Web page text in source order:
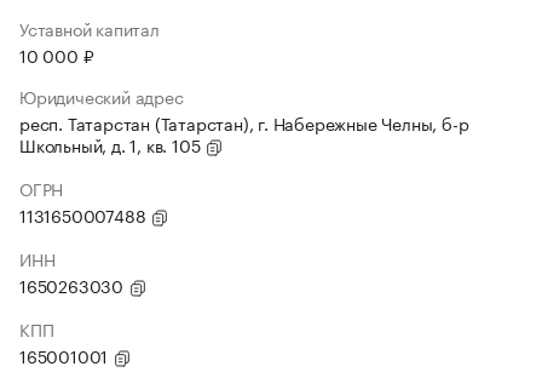
Уставной капитал
10 000 ₽
Юридический адрес
респ. Татарстан (Татарстан), г. Набережные Челны, б-р
Школьный, д. 1, кв. 105
ОГРН
1131650007488
ИНН
1650263030
КПП
165001001